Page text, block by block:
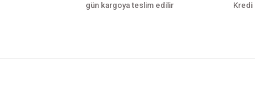
gün kargoya teslim edilir
Kredi